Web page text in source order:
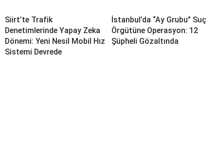
Siirt’te Trafik
Denetimlerinde Yapay Zeka
Dönemi: Yeni Nesil Mobil Hız
Sistemi Devrede
İstanbul’da “Ay Grubu” Suç
Örgütüne Operasyon: 12
Şüpheli Gözaltında